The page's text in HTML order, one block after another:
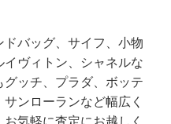
バッグ、サイフ、小物
ヴィトン、シャネルな
ッチ、プラダ、ボッテ
ンローランなど幅広く
気軽に査定にお越しく